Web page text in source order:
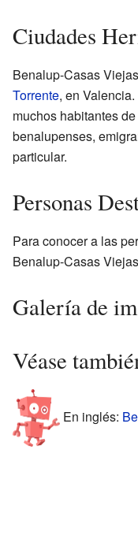
Ciudades
Benalup-Casas
Torrente, en
muchos habitantes
benalupenses,
particular.
Personas
Para conocer a las
Benalup-Casas
Galería de
Véase
En inglés: